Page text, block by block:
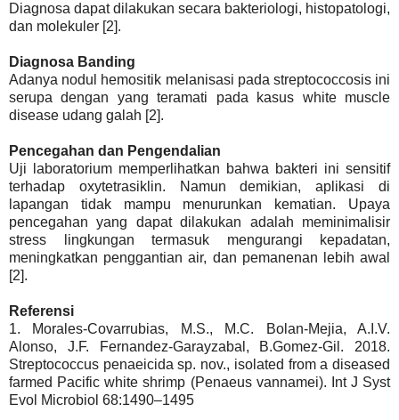
Diagnosa dapat dilakukan secara bakteriologi, histopatologi,
dan molekuler [2].
Diagnosa Banding
Adanya nodul hemositik melanisasi pada streptococcosis ini
serupa dengan yang teramati pada kasus white muscle
disease udang galah [2].
Pencegahan dan Pengendalian
Uji laboratorium memperlihatkan bahwa bakteri ini sensitif
terhadap oxytetrasiklin. Namun demikian, aplikasi di
lapangan tidak mampu menurunkan kematian. Upaya
pencegahan yang dapat dilakukan adalah meminimalisir
stress lingkungan termasuk mengurangi kepadatan,
meningkatkan penggantian air, dan pemanenan lebih awal
[2].
Referensi
1. Morales-Covarrubias, M.S., M.C. Bolan-Mejia, A.I.V.
Alonso, J.F. Fernandez-Garayzabal, B.Gomez-Gil. 2018.
Streptococcus penaeicida sp. nov., isolated from a diseased
farmed Pacific white shrimp (Penaeus vannamei). Int J Syst
Evol Microbiol 68:1490–1495